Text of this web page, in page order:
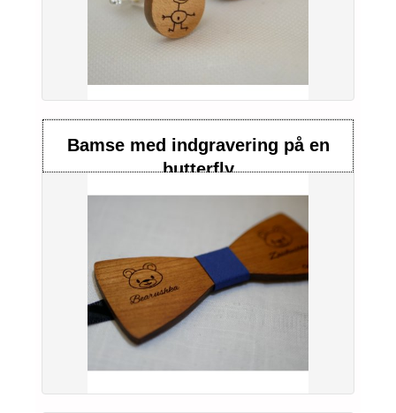
Bamse med indgravering på en
butterfly